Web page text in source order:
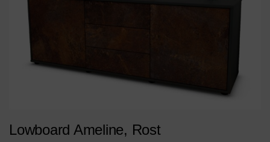
Lowboard Ameline, Rost